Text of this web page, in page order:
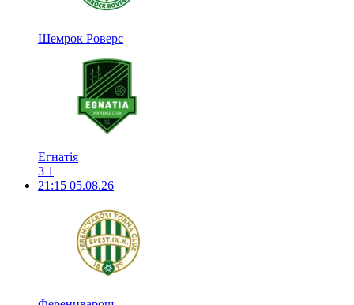
Шемрок Роверс
Егнатія
3 1
21:15 05.08.26